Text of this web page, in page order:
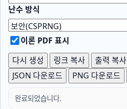
난수 방식
이론 PDF 표시
다시 생성
링크 복사 출력 복사
JSON 다운로드
PNG 다운로드
완료되었습니다.